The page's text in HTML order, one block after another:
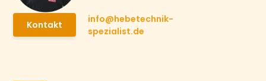
Kontakt
info@hebetechnik-
spezialist.de